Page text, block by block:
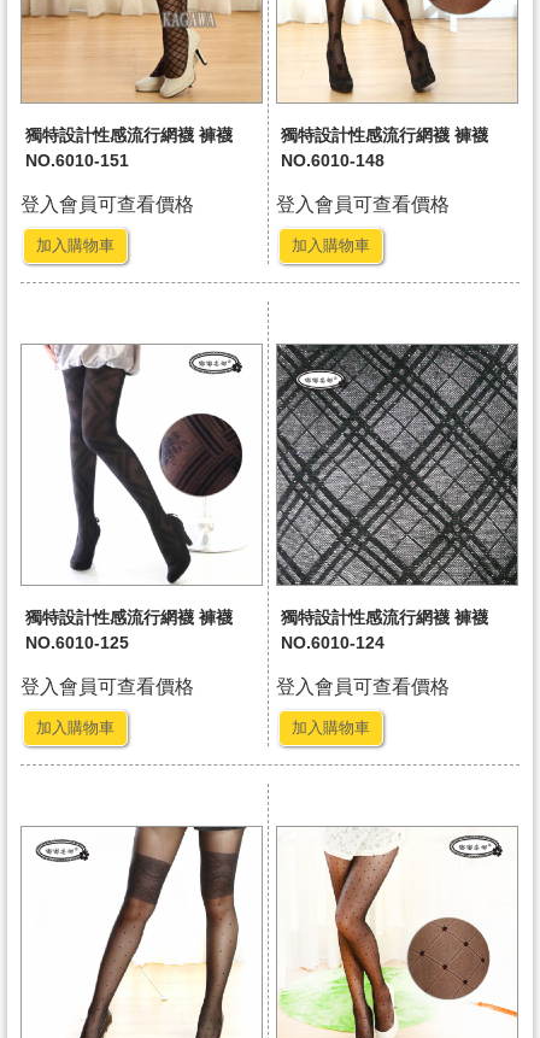
獨特設計性感流行網襪 褲襪
NO.6010-151
登入會員可查看價格
加入購物車
獨特設計性感流行網襪 褲襪
NO.6010-148
登入會員可查看價格
加入購物車
獨特設計性感流行網襪 褲襪
NO.6010-125
登入會員可查看價格
加入購物車
獨特設計性感流行網襪 褲襪
NO.6010-124
登入會員可查看價格
加入購物車